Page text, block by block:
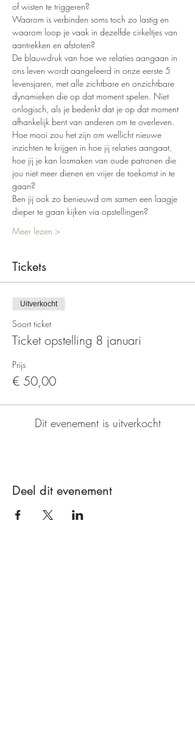
of wisten te triggeren?
Waarom is verbinden soms toch zo lastig en
waarom loop je vaak in dezelfde cirkeltjes van
aantrekken en afstoten?
De blauwdruk van hoe we relaties aangaan in
ons leven wordt aangeleerd in onze eerste 5
levensjaren, met alle zichtbare en onzichtbare
dynamieken die op dat moment spelen. Niet
onlogisch, als je bedenkt dat je op dat moment
afhankelijk bent van anderen om te overleven.
Hoe mooi zou het zijn om wellicht nieuwe
inzichten te krijgen in hoe jij relaties aangaat,
hoe jij je kan losmaken van oude patronen die
jou niet meer dienen en vrijer de toekomst in te
gaan?
Ben jij ook zo benieuwd om samen een laagje
dieper te gaan kijken via opstellingen?
Meer lezen >
Tickets
Uitverkocht
Soort ticket
Ticket opstelling 8 januari
Prijs
€ 50,00
Dit evenement is uitverkocht
Deel dit evenement